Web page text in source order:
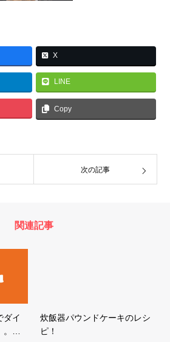
X
LINE
Copy
次の記事
関連記事
ダイ
。…
炊飯器パウンドケーキのレシ
ピ！